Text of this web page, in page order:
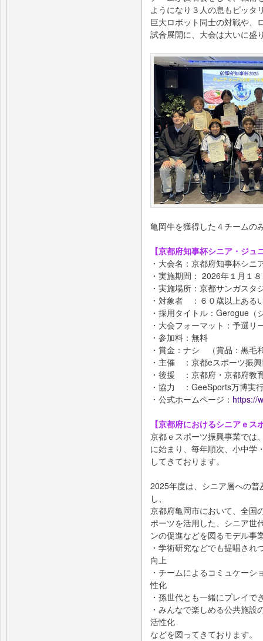
ようになり３人の息もピッタ
巨大ロボット同士の対戦や、
試合展開に、大会は大いに盛
亀岡牛を獲得した４チームの
【京都府知事杯シニア・ジ
・大会名：京都府知事杯シ
・実施期間： 2026年１月１
・実施場所：京都サンガス
・対象者 ：６０歳以上ある
・採用タイトル：Gerogue
・大会フォーマット：予選
・参加料：無料
・賞金：ナシ （賞品：黒毛
・主催 ：京都eスポーツ振
・後援 ：京都府・京都府教
・協力 ：GeeSports万博実
・公式ホームページ： https://
【京都府におけるシニアｅス
京都ｅスポーツ振興事業では
に始まり、毎年順次、小中学
してきております。
2025年度は、シニア層への
し、
京都府亀岡市において、全国
ポーツを活用した、シニア世
ンの促進などを図るモデル事
・学術研究などでも提唱さ
向上
・チームによるコミュケー
性化
・孫世代とも一緒にプレイ
・みんなで楽しめる公共施
活性化
などを図ってきております。